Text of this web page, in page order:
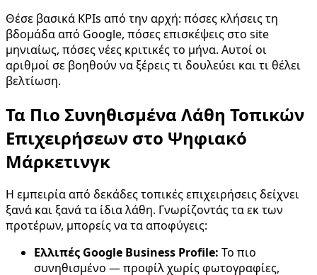
Θέσε βασικά KPIs από την αρχή: πόσες κλήσεις τη
βδομάδα από Google, πόσες επισκέψεις στο site
μηνιαίως, πόσες νέες κριτικές το μήνα. Αυτοί οι
αριθμοί σε βοηθούν να ξέρεις τι δουλεύει και τι θέλει
βελτίωση.
Τα Πιο Συνηθισμένα Λάθη Τοπικών
Επιχειρήσεων στο Ψηφιακό
Μάρκετινγκ
Η εμπειρία από δεκάδες τοπικές επιχειρήσεις δείχνει
ξανά και ξανά τα ίδια λάθη. Γνωρίζοντάς τα εκ των
προτέρων, μπορείς να τα αποφύγεις:
Ελλιπές Google Business Profile: Το πιο
συνηθισμένο — προφίλ χωρίς φωτογραφίες,